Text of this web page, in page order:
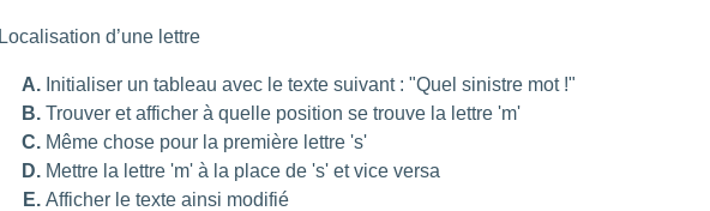
Localisation d’une lettre
Initialiser un tableau avec le texte suivant : "Quel sinistre mot !"
Trouver et afficher à quelle position se trouve la lettre 'm'
Même chose pour la première lettre 's'
Mettre la lettre 'm' à la place de 's' et vice versa
Afficher le texte ainsi modifié